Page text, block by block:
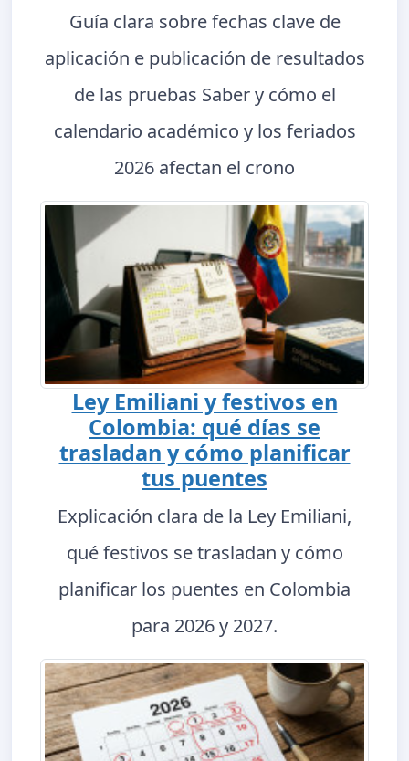
Guía clara sobre fechas clave de
aplicación e publicación de resultados
de las pruebas Saber y cómo el
calendario académico y los feriados
2026 afectan el crono
Ley Emiliani y festivos en
Colombia: qué días se
trasladan y cómo planificar
tus puentes
Explicación clara de la Ley Emiliani,
qué festivos se trasladan y cómo
planificar los puentes en Colombia
para 2026 y 2027.